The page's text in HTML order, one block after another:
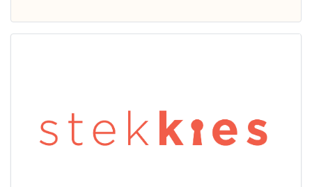
binnen 15
minuten
reageren.
Stekkies helpt